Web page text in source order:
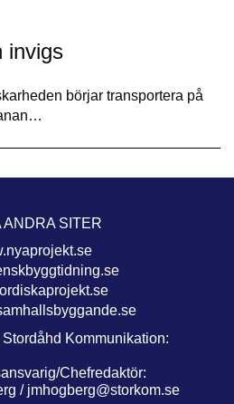
invigs
börjar transportera på
ANDRA SITER
Kommunikation:
Chefredaktör:
/ jmhogberg@storkom.se